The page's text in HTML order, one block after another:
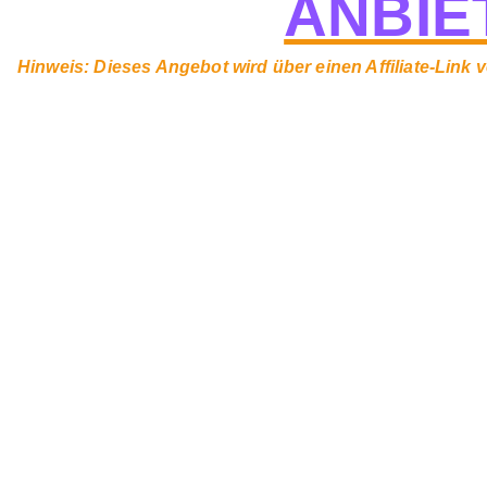
Hinweis: Dieses Angebot wird über einen Affiliate-Link